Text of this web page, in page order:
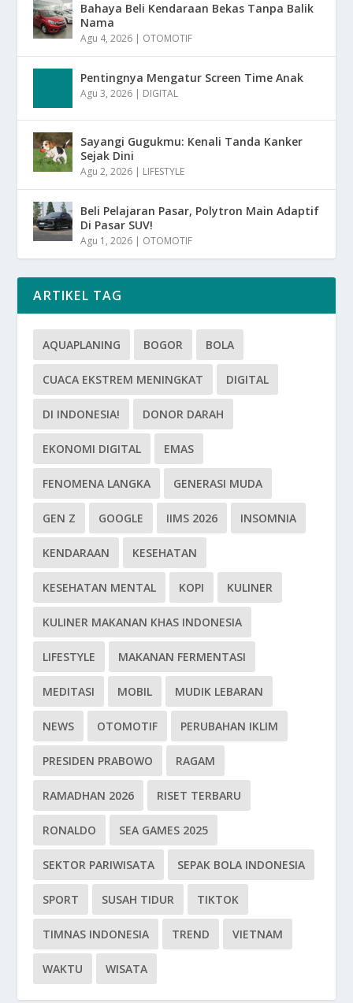
Bahaya Beli Kendaraan Bekas Tanpa Balik
Nama
Agu 4, 2026 | OTOMOTIF
Pentingnya Mengatur Screen Time Anak
Agu 3, 2026 | DIGITAL
Sayangi Gugukmu: Kenali Tanda Kanker
Sejak Dini
Agu 2, 2026 | LIFESTYLE
Beli Pelajaran Pasar, Polytron Main Adaptif
Di Pasar SUV!
Agu 1, 2026 | OTOMOTIF
ARTIKEL TAG
AQUAPLANING BOGOR BOLA
CUACA EKSTREM MENINGKAT DIGITAL
DI INDONESIA! DONOR DARAH
EKONOMI DIGITAL EMAS
FENOMENA LANGKA GENERASI MUDA
GEN Z GOOGLE IIMS 2026 INSOMNIA
KENDARAAN KESEHATAN
KESEHATAN MENTAL KOPI KULINER
KULINER MAKANAN KHAS INDONESIA
LIFESTYLE MAKANAN FERMENTASI
MEDITASI MOBIL MUDIK LEBARAN
NEWS OTOMOTIF PERUBAHAN IKLIM
PRESIDEN PRABOWO RAGAM
RAMADHAN 2026 RISET TERBARU
RONALDO SEA GAMES 2025
SEKTOR PARIWISATA SEPAK BOLA INDONESIA
SPORT SUSAH TIDUR TIKTOK
TIMNAS INDONESIA TREND VIETNAM
WAKTU WISATA